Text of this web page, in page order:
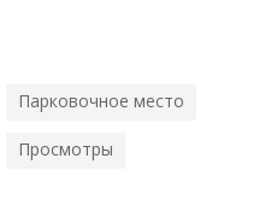
Парковочное место
Просмотры